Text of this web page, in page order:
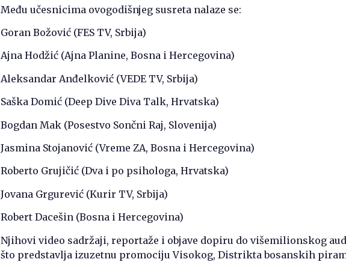
Među učesnicima ovogodišnjeg susreta nalaze se:
Goran Božović (FES TV, Srbija)
Ajna Hodžić (Ajna Planine, Bosna i Hercegovina)
Aleksandar Anđelković (VEDE TV, Srbija)
Saška Domić (Deep Dive Diva Talk, Hrvatska)
Bogdan Mak (Posestvo Sončni Raj, Slovenija)
Jasmina Stojanović (Vreme ZA, Bosna i Hercegovina)
Roberto Grujičić (Dva i po psihologa, Hrvatska)
Jovana Grgurević (Kurir TV, Srbija)
Robert Dacešin (Bosna i Hercegovina)
Njihovi video sadržaji, reportaže i objave dopiru do višemilionskog
što predstavlja izuzetnu promociju Visokog, Distrikta bosanskih